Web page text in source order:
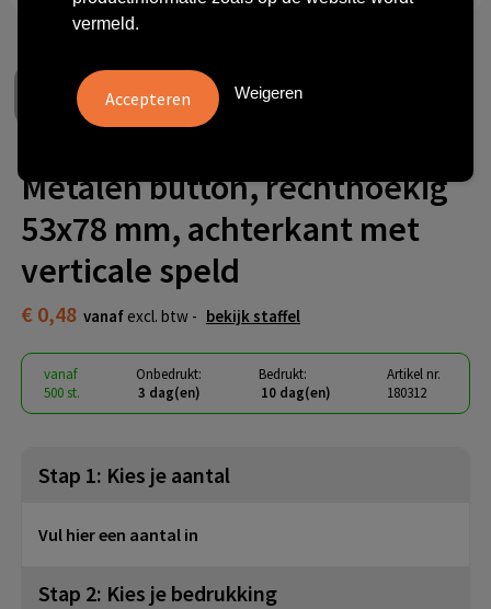
Metalen button, rechthoekig
53x78 mm, achterkant met
verticale speld
€ 0,48 vanaf excl. btw - bekijk staffel
vanaf
500 st.
Onbedrukt:
3 dag(en)
Bedrukt:
10 dag(en)
Artikel nr.
180312
Stap 1: Kies je aantal
Vul hier een aantal in
Stap 2: Kies je bedrukking
vermeld.
Weigeren